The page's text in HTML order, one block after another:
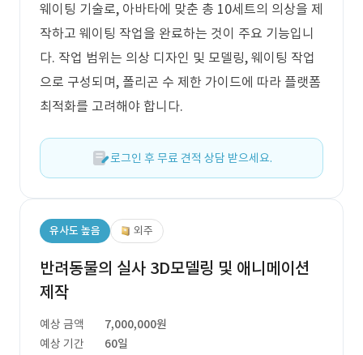
웨이팅 기술로, 아바타에 맞춘 총 10세트의 의상을 제
작하고 웨이팅 작업을 완료하는 것이 주요 기능입니
다. 작업 범위는 의상 디자인 및 모델링, 웨이팅 작업
으로 구성되며, 폴리곤 수 제한 가이드에 따라 플랫폼
최적화를 고려해야 합니다.
로그인 후 무료 견적 상담 받으세요.
유사도 높음 외주
반려동물의 실사 3D모델링 및 애니메이션
제작
예상 금액
7,000,000원
예상 기간
60일